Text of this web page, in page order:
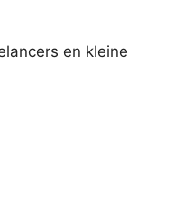
en kleine